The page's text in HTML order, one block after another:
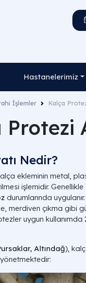
Hastanelerimiz
İşlemler Kalça
Protezi
Nedir?
ekleminin metal,
işlemidir. Genellikle
durumlarında
merdiven çıkma gibi
uygun kullanımda
Altındağ),